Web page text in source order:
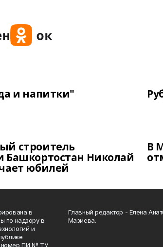
и напитки"
строитель
Башкортостан Николай
юбилей
В
в
по надзору в
и
номер ПИ № ТУ
Главный редактор - Елена
Мазиева.